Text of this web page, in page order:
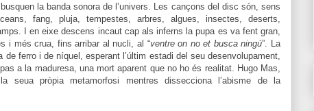
la banda sonora de l’univers. Les cançons del disc són, sens
fang, pluja, tempestes, arbres, algues, insectes, deserts,
I en eixe descens incaut cap als inferns la pupa es va fent gran,
i més crua, fins arribar al nucli, al “ventre on no et busca ningú”. La
de ferro i de níquel, esperant l’últim estadi del seu desenvolupament,
a la maduresa, una mort aparent que no ho és realitat. Hugo Mas,
seua pròpia metamorfosi mentres dissecciona l’abisme de la